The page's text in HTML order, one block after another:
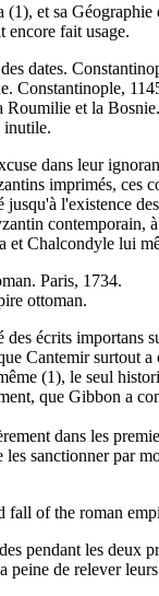
et sa
encore fait usage.
dates.
Constantinople,
et la
inutile.
dans leur
imprimés, ces
jusqu'à l'existence
contemporain,
et Chalcondyle lui
Paris, 1734.
ottoman.
des écrits
Cantemir
(1), le seul
que Gibbon a
dans les
les sanctionner par
of the roman
pendant les deux
de relever